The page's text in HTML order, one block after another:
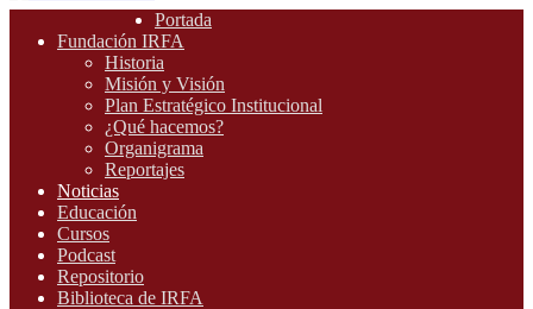
Portada
Fundación IRFA
Historia
Misión y Visión
Plan Estratégico Institucional
¿Qué hacemos?
Organigrama
Reportajes
Noticias
Educación
Cursos
Podcast
Repositorio
Biblioteca de IRFA